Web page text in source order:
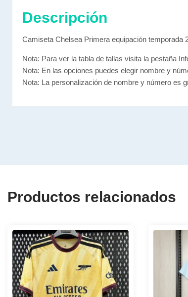
Descripción
Camiseta Chelsea Primera equipación temporada
Nota: Para ver la tabla de tallas visita la pestaña
Nota: En las opciones puedes elegir nombre y
Nota: La personalización de nombre y número es
Productos relacionados